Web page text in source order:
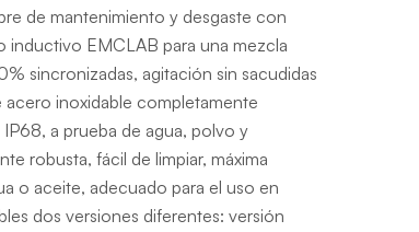
de mantenimiento y desgaste con
EMCLAB para una mezcla
sincronizadas, agitación sin sacudidas
acero inoxidable completamente
a prueba de agua, polvo y
robusta, fácil de limpiar, máxima
o aceite, adecuado para el uso en
dos versiones diferentes: versión